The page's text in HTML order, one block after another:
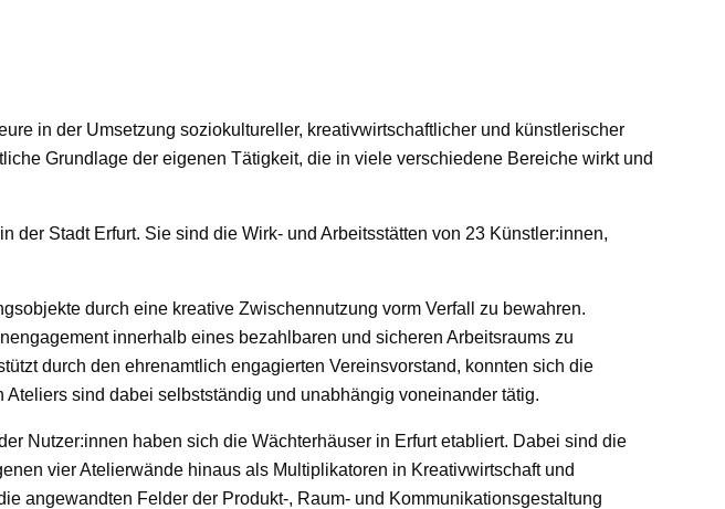
in der Umsetzung soziokultureller, kreativwirtschaftlicher und künstlerischer
Grundlage der eigenen Tätigkeit, die in viele verschiedene Bereiche wirkt und
der Stadt Erfurt. Sie sind die Wirk- und Arbeitsstätten von 23 Künstler:innen,
durch eine kreative Zwischennutzung vorm Verfall zu bewahren.
innerhalb eines bezahlbaren und sicheren Arbeitsraums zu
durch den ehrenamtlich engagierten Vereinsvorstand, konnten sich die
sind dabei selbstständig und unabhängig voneinander tätig.
Nutzer:innen haben sich die Wächterhäuser in Erfurt etabliert. Dabei sind die
vier Atelierwände hinaus als Multiplikatoren in Kreativwirtschaft und
angewandten Felder der Produkt-, Raum- und Kommunikationsgestaltung